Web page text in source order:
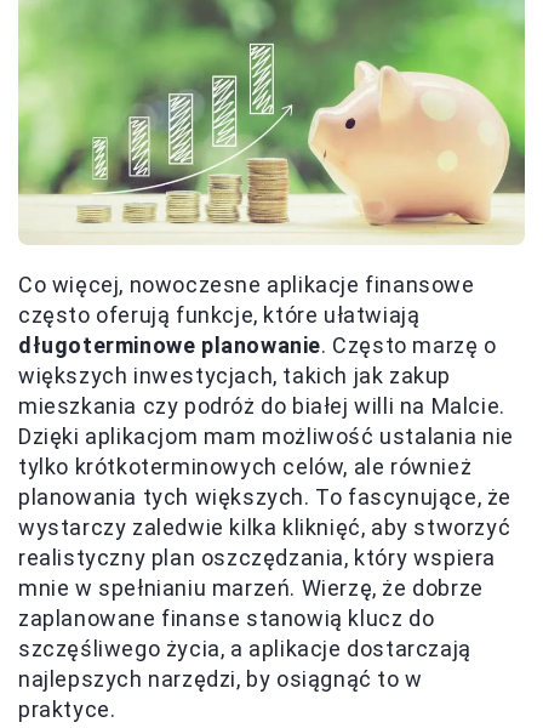
Co więcej, nowoczesne aplikacje finansowe
często oferują funkcje, które ułatwiają
długoterminowe planowanie. Często marzę o
większych inwestycjach, takich jak zakup
mieszkania czy podróż do białej willi na Malcie.
Dzięki aplikacjom mam możliwość ustalania nie
tylko krótkoterminowych celów, ale również
planowania tych większych. To fascynujące, że
wystarczy zaledwie kilka kliknięć, aby stworzyć
realistyczny plan oszczędzania, który wspiera
mnie w spełnianiu marzeń. Wierzę, że dobrze
zaplanowane finanse stanowią klucz do
szczęśliwego życia, a aplikacje dostarczają
najlepszych narzędzi, by osiągnąć to w
praktyce.